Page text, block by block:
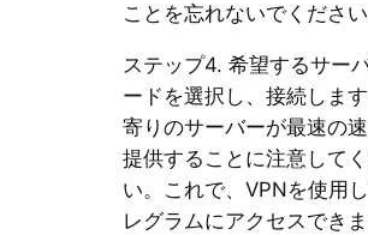
ことを忘れないでください
ステップ4. 希望するサー
ードを選択し、接続しま
寄りのサーバーが最速の
提供することに注意して
い。これで、VPNを使用
レグラムにアクセスできま